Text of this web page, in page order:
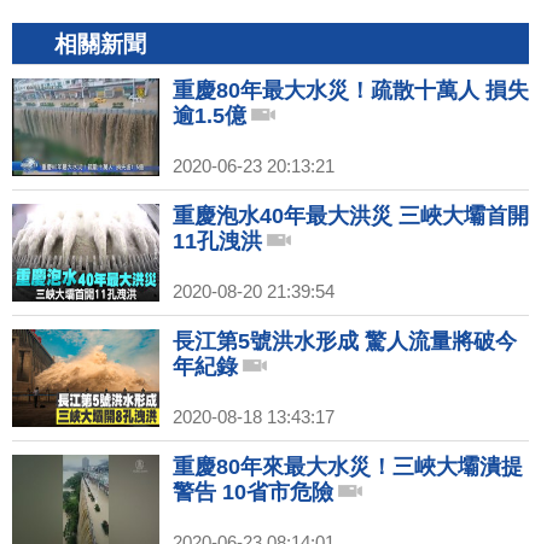
相關新聞
重慶80年最大水災！疏散十萬人 損失
逾1.5億
2020-06-23 20:13:21
重慶泡水40年最大洪災 三峽大壩首開
11孔洩洪
2020-08-20 21:39:54
長江第5號洪水形成 驚人流量將破今
年紀錄
2020-08-18 13:43:17
重慶80年來最大水災！三峽大壩潰提
警告 10省市危險